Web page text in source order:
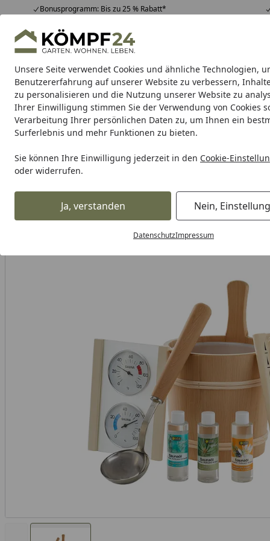
Unsere Seite verwendet Cookies und ähnliche Technologien,
Benutzererfahrung auf unserer Website zu verbessern,
zu personalisieren und die Nutzung unserer Website zu
Ihrer Einwilligung stimmen Sie der Verwendung von Cookies
Verarbeitung Ihrer persönlichen Daten zu, um Ihnen ein
Surferlebnis und mehr Funktionen zu bieten.
Sie können Ihre Einwilligung jederzeit in den Cookie-
oder widerrufen.
Ja, verstanden Nein,
DatenschutzImpressum
Bonusprogramm: Bis zu 25 % Rabatt*
Hotline07051 / 9 22 22
Mo-Fr. 8-16 Uhr 25.987 Bewertungen
Alle Produkte
Alle ProdukteHighlights Tipps & Tricks
Garten Gartenhaus Gerätehaus Carport &
Karibu Pools inkl.
Dein Traumpool im Sorglos-
Alles für den Garten Zubehör für